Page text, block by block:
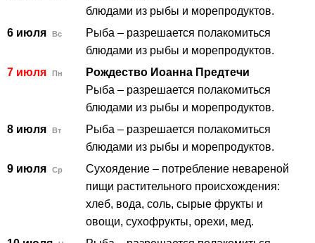
блюдами из рыбы и морепродуктов.
6 июля
Вс
Рыба – разрешается полакомиться
блюдами из рыбы и морепродуктов.
7 июля
Пн
Рождество Иоанна Предтечи
Рыба – разрешается полакомиться
блюдами из рыбы и морепродуктов.
8 июля
Вт
Рыба – разрешается полакомиться
блюдами из рыбы и морепродуктов.
9 июля
Ср
Сухоядение – потребление невареной
пищи растительного происхождения:
хлеб, вода, соль, сырые фрукты и
овощи, сухофрукты, орехи, мед.